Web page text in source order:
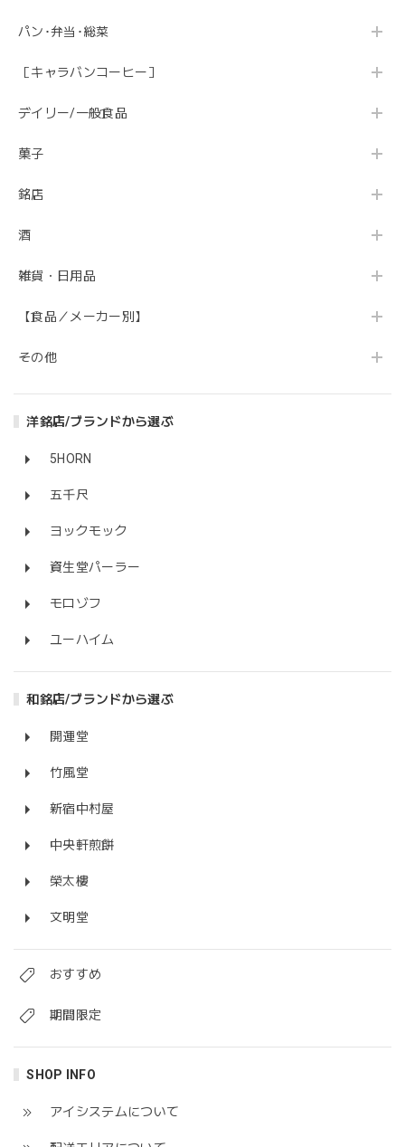
パン･弁当･総菜
［キャラバンコーヒー］
デイリー/一般食品
菓子
銘店
酒
雑貨・日用品
【食品／メーカー別】
その他
洋銘店/ブランドから選ぶ
5HORN
五千尺
ヨックモック
資生堂パーラー
モロゾフ
ユーハイム
和銘店/ブランドから選ぶ
開運堂
竹風堂
新宿中村屋
中央軒煎餅
榮太樓
文明堂
おすすめ
期間限定
SHOP INFO
アイシステムについて